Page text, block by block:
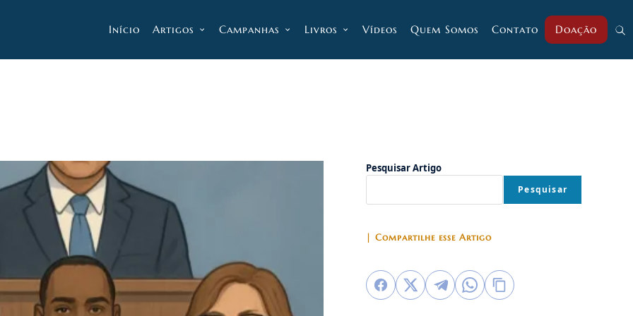
Início Artigos Campanhas Livros Vídeos Quem Somos Contato Doação
Pesquisar Artigo
Pesquisar
| Compartilhe esse Artigo